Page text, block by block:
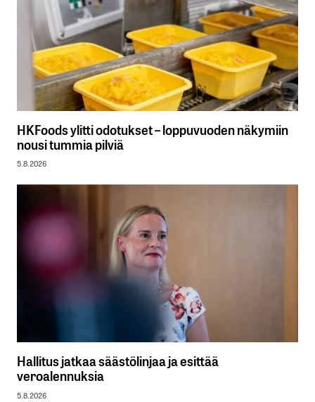
HKFoods ylitti odotukset – loppuvuoden näkymiin
nousi tummia pilviä
5.8.2026
Hallitus jatkaa säästölinjaa ja esittää
veroalennuksia
5.8.2026